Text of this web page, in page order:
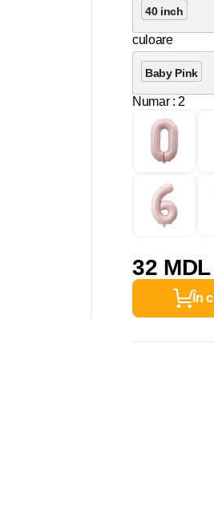
40 inch
culoare
Baby Pink
Numar : 2
32 MDL
În